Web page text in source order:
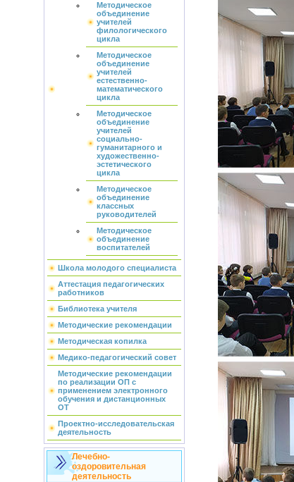
Методическое
объединение
учителей
филологического
цикла
Методическое
объединение
учителей
естественно-
математического
цикла
Методическое
объединение
учителей
социально-
гуманитарного и
художественно-
эстетического
цикла
Методическое
объединение
классных
руководителей
Методическое
объединение
воспитателей
Школа молодого специалиста
Аттестация педагогических
работников
Библиотека учителя
Методические рекомендации
Методическая копилка
Медико-педагогический совет
Методические рекомендации
по реализации ОП с
применением электронного
обучения и дистанционных
ОТ
Проектно-исследовательская
деятельность
Лечебно-
оздоровительная
деятельность